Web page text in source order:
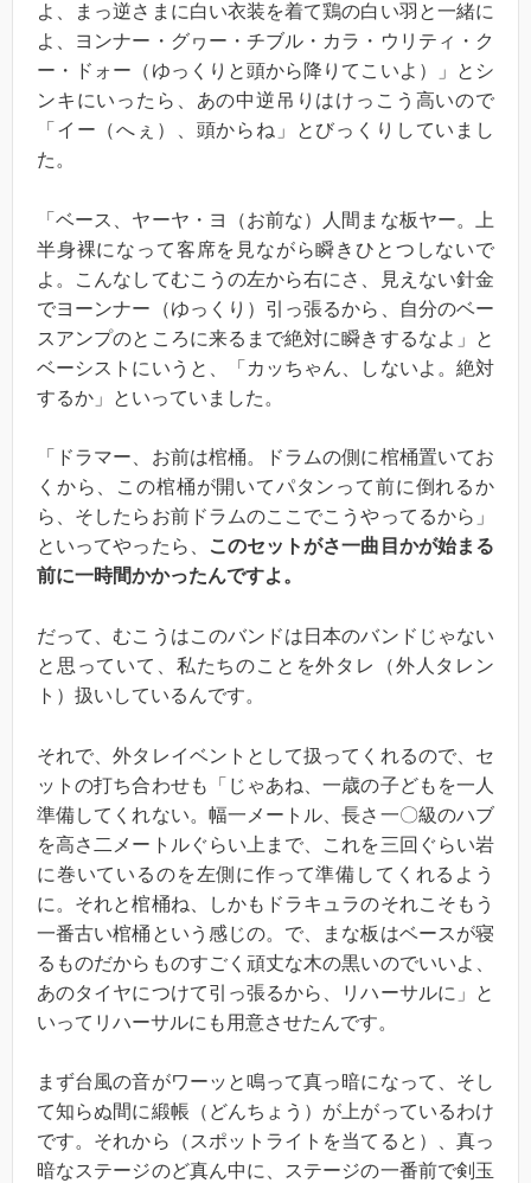
よ、まっ逆さまに白い衣装を着て鶏の白い羽と一緒に
よ、ヨンナー・グヮー・チブル・カラ・ウリティ・ク
ー・ドォー（ゆっくりと頭から降りてこいよ）」とシ
ンキにいったら、あの中逆吊りはけっこう高いので
「イー（へぇ）、頭からね」とびっくりしていまし
た。
「ベース、ヤーヤ・ヨ（お前な）人間まな板ヤー。上
半身裸になって客席を見ながら瞬きひとつしないで
よ。こんなしてむこうの左から右にさ、見えない針金
でヨーンナー（ゆっくり）引っ張るから、自分のベー
スアンプのところに来るまで絶対に瞬きするなよ」と
ベーシストにいうと、「カッちゃん、しないよ。絶対
するか」といっていました。
「ドラマー、お前は棺桶。ドラムの側に棺桶置いてお
くから、この棺桶が開いてパタンって前に倒れるか
ら、そしたらお前ドラムのここでこうやってるから」
といってやったら、
このセットがさ一曲目かが始まる
前に一時間かかったんですよ。
だって、むこうはこのバンドは日本のバンドじゃない
と思っていて、私たちのことを外タレ（外人タレン
ト）扱いしているんです。
それで、外タレイベントとして扱ってくれるので、セ
ットの打ち合わせも「じゃあね、一歳の子どもを一人
準備してくれない。幅一メートル、長さ一〇級のハブ
を高さ二メートルぐらい上まで、これを三回ぐらい岩
に巻いているのを左側に作って準備してくれるよう
に。それと棺桶ね、しかもドラキュラのそれこそもう
一番古い棺桶という感じの。で、まな板はベースが寝
るものだからものすごく頑丈な木の黒いのでいいよ、
あのタイヤにつけて引っ張るから、リハーサルに」と
いってリハーサルにも用意させたんです。
まず台風の音がワーッと鳴って真っ暗になって、そし
て知らぬ間に緞帳（どんちょう）が上がっているわけ
です。それから（スポットライトを当てると）、真っ
暗なステージのど真ん中に、ステージの一番前で剣玉